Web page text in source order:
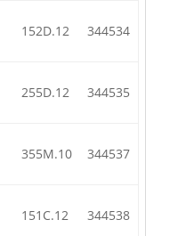
152D.12 344534
255D.12 344535
355M.10 344537
151C.12 344538